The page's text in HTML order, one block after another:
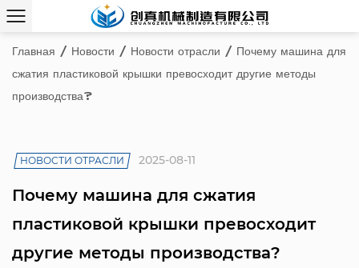
Главная / Новости / Новости отрасли / Почему машина для
сжатия пластиковой крышки превосходит другие методы
производства?
НОВОСТИ ОТРАСЛИ 2025-08-11
Почему машина для сжатия
пластиковой крышки превосходит
другие методы производства?